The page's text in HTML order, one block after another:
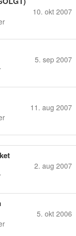
10. okt 2007
5. sep 2007
11. aug 2007
2. aug 2007
5. okt 2006